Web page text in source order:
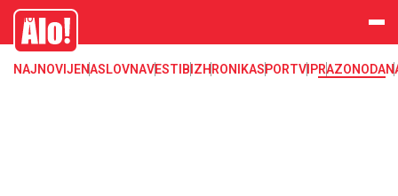
Zanimljivosti
Alo
NAJNOVIJENASLOVNAVESTI BIZHRONIKASPORTVIPRAZONODA